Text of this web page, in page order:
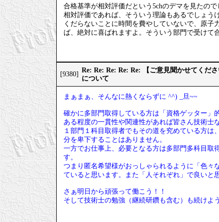
合格基準が相対評価だという5chのデマを見たの
相対評価であれば、そういう理論もあるでしょう
くだらないことに時間を費やしていないで、原
ば、絶対に喜ばれますよ。そういう部門で受け
[9380]
Re: Re: Re: Re: Re: 【ご意見聞かせてくだ
について
まぁまぁ、そんなに熱くならずに ^^) _旦~~
確かに多部門取得している方は「資格ゲッター」
ある程度の一貫性や関連性があれば皆さん技術士
１部門１科目取得者でもその道を究めている方
分を卑下することはありません。
一方でお仕事上、必要となる方は多部門多科目取
す。
つまり匿名希望様がおっしゃられるように「色々
ていると思います。また「人それぞれ」で良いと
さぁ明日から頑張って働こう！！
そして技術士の勉強（継続研鑽も含む）も続けよ